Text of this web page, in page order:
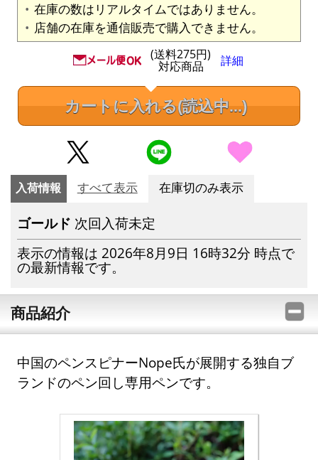
在庫の数はリアルタイムではありません。
店舗の在庫を通信販売で購入できません。
(送料275円)
対応商品 詳細
カートに入れる(読込中...)
入荷情報 すべて表示 在庫切のみ表示
ゴールド 次回入荷未定
表示の情報は 2026年8月9日 16時32分 時点で
の最新情報です。
商品紹介
中国のペンスピナーNope氏が展開する独自ブ
ランドのペン回し専用ペンです。